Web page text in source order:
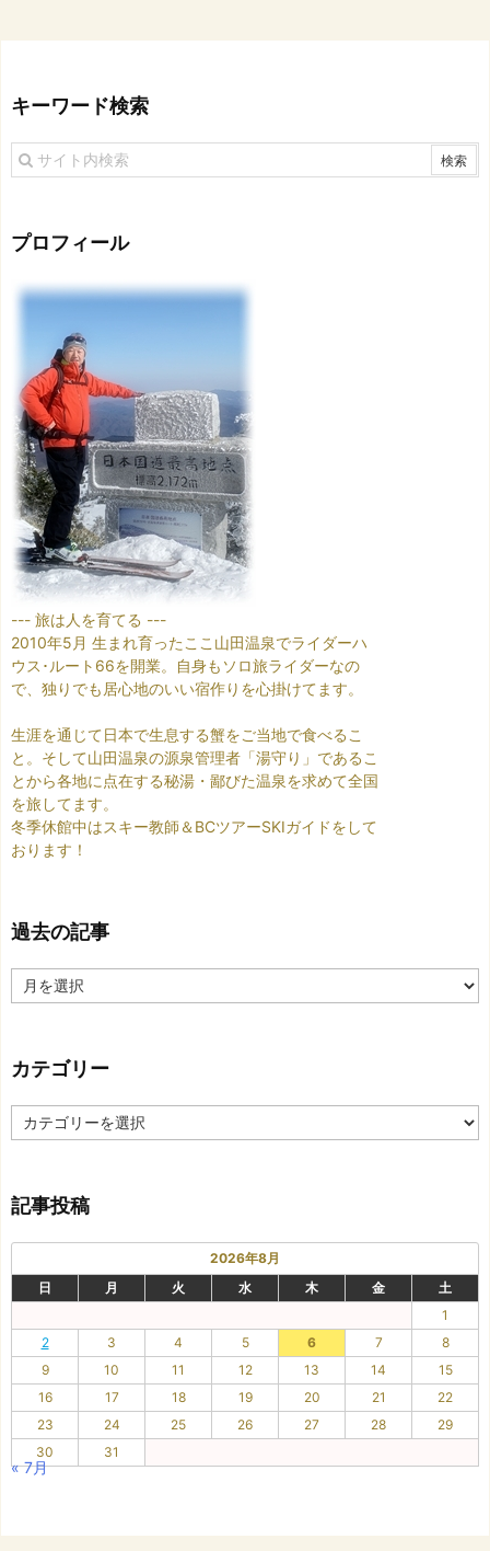
キーワード検索
プロフィール
--- 旅は人を育てる ---
2010年5月 生まれ育ったここ山田温泉でライダーハ
ウス･ルート66を開業。自身もソロ旅ライダーなの
で、独りでも居心地のいい宿作りを心掛けてます。
生涯を通じて日本で生息する蟹をご当地で食べるこ
と。そして山田温泉の源泉管理者「湯守り」であるこ
とから各地に点在する秘湯・鄙びた温泉を求めて全国
を旅してます。
冬季休館中はスキー教師＆BCツアーSKIガイドをして
おります！
過去の記事
去
事
カテゴリー
カ
テ
ー
記事投稿
2026年8月
日
月 火 水 木 金
土
1
2
3 4 5 6 7
8
9
10 11 12 13 14
15
16
17 18 19 20 21
22
23
24 25 26 27 28
29
30
31
« 7月